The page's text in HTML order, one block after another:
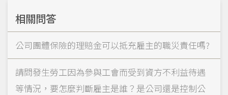
相關問答
公司團體保險的理賠金可以抵充雇主的職災責任嗎?
請問發生勞工因為參與工會而受到資方不利益待遇
等情況，要怎麼判斷雇主是誰？是公司還是控制公